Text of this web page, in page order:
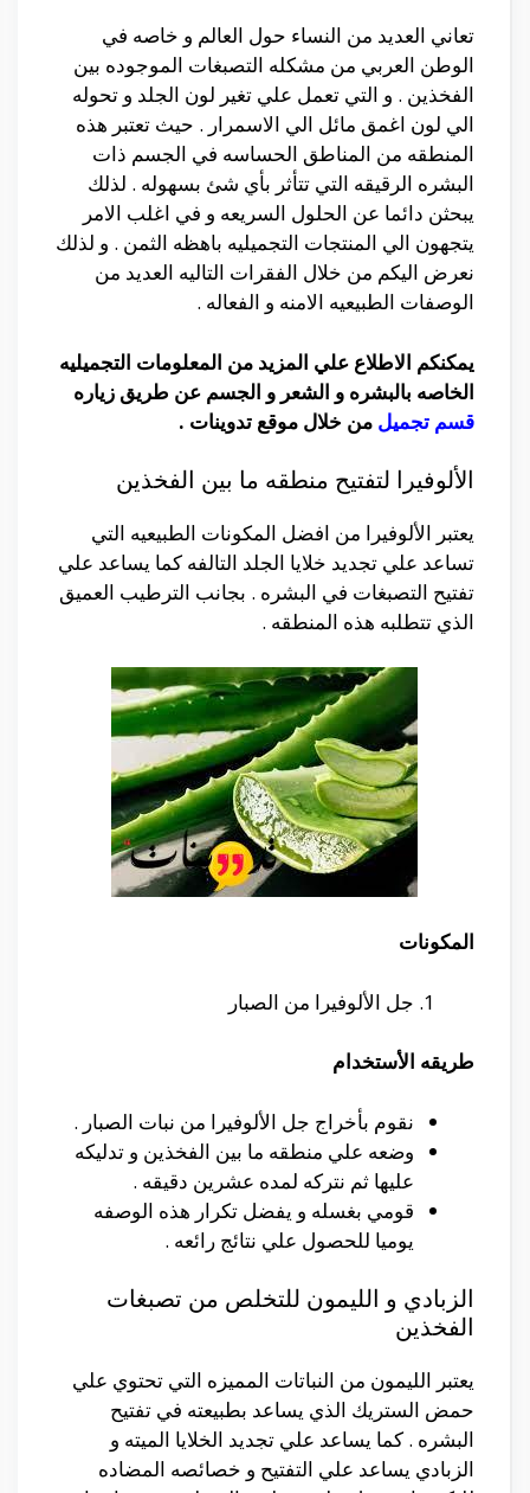
تعاني العديد من النساء حول العالم و خاصه في
الوطن العربي من مشكله التصبغات الموجوده بين
الفخذين . و التي تعمل علي تغير لون الجلد و تحوله
الي لون اغمق مائل الي الاسمرار . حيث تعتبر هذه
المنطقه من المناطق الحساسه في الجسم ذات
البشره الرقيقه التي تتأثر بأي شئ بسهوله . لذلك
يبحثن دائما عن الحلول السريعه و في اغلب الامر
يتجهون الي المنتجات التجميليه باهظه الثمن . و لذلك
نعرض اليكم من خلال الفقرات التاليه العديد من
الوصفات الطبيعيه الامنه و الفعاله .
يمكنكم الاطلاع علي المزيد من المعلومات التجميليه
الخاصه بالبشره و الشعر و الجسم عن طريق زياره
قسم تجميل من خلال موقع تدوينات .
الألوفيرا لتفتيح منطقه ما بين الفخذين
يعتبر الألوفيرا من افضل المكونات الطبيعيه التي
تساعد علي تجديد خلايا الجلد التالفه كما يساعد علي
تفتيح التصبغات في البشره . بجانب الترطيب العميق
الذي تتطلبه هذه المنطقه .
المكونات
جل الألوفيرا من الصبار
طريقه الأستخدام
نقوم بأخراج جل الألوفيرا من نبات الصبار .
وضعه علي منطقه ما بين الفخذين و تدليكه
عليها ثم نتركه لمده عشرين دقيقه .
قومي بغسله و يفضل تكرار هذه الوصفه
يوميا للحصول علي نتائج رائعه .
الزبادي و الليمون للتخلص من تصبغات
الفخذين
يعتبر الليمون من النباتات المميزه التي تحتوي علي
حمض الستريك الذي يساعد بطبيعته في تفتيح
البشره . كما يساعد علي تجديد الخلايا الميته و
الزبادي يساعد علي التفتيح و خصائصه المضاده